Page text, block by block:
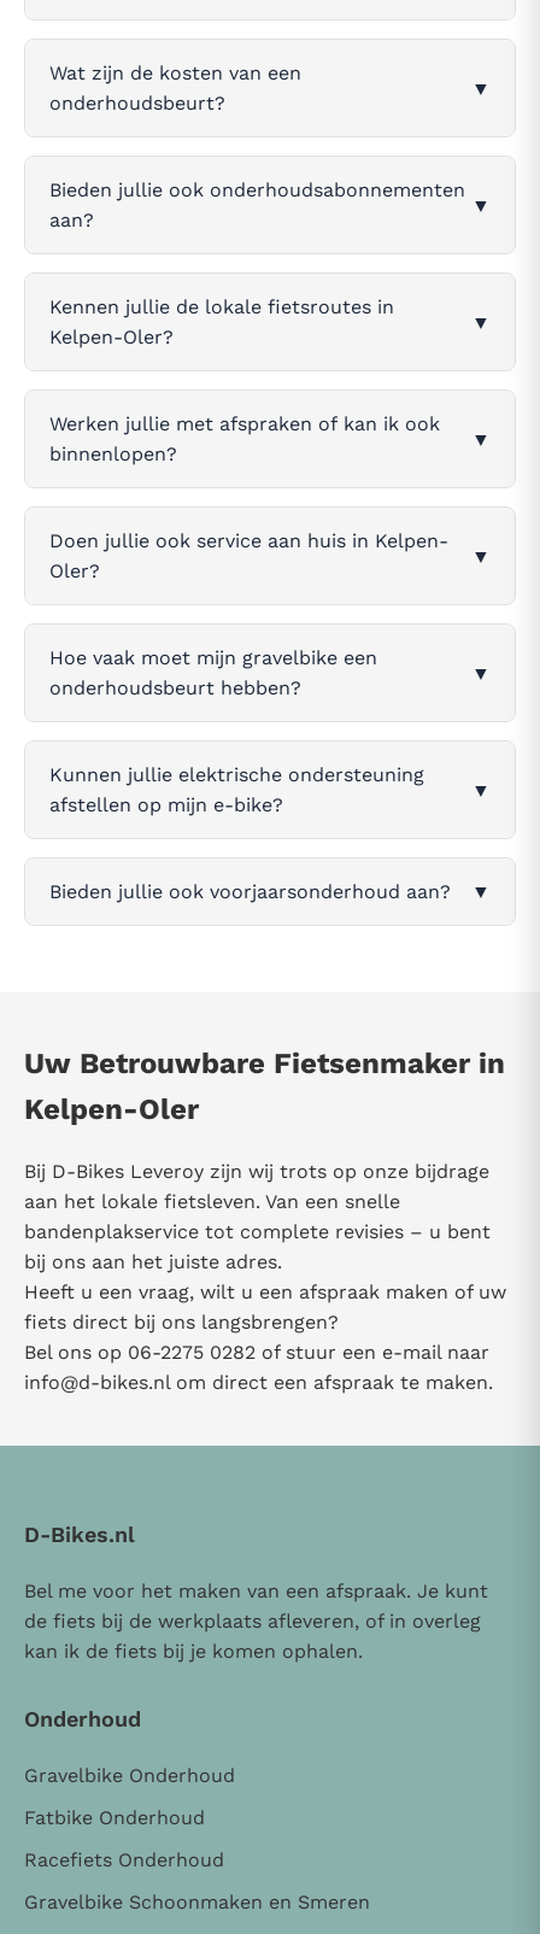
Wat zijn de kosten van een
onderhoudsbeurt?
▼
Bieden jullie ook onderhoudsabonnementen
aan?
▼
Kennen jullie de lokale fietsroutes in
Kelpen-Oler?
▼
Werken jullie met afspraken of kan ik ook
binnenlopen?
▼
Doen jullie ook service aan huis in Kelpen-
Oler?
▼
Hoe vaak moet mijn gravelbike een
onderhoudsbeurt hebben?
▼
Kunnen jullie elektrische ondersteuning
afstellen op mijn e-bike?
▼
Bieden jullie ook voorjaarsonderhoud aan? ▼
Uw Betrouwbare Fietsenmaker in
Kelpen-Oler
Bij D-Bikes Leveroy zijn wij trots op onze bijdrage
aan het lokale fietsleven. Van een snelle
bandenplakservice tot complete revisies – u bent
bij ons aan het juiste adres.
Heeft u een vraag, wilt u een afspraak maken of uw
fiets direct bij ons langsbrengen?
Bel ons op 06-2275 0282 of stuur een e-mail naar
info@d-bikes.nlom direct een afspraak te maken.
D-Bikes.nl
Bel me voor het maken van een afspraak. Je kunt
de fiets bij de werkplaats afleveren, of in overleg
kan ik de fiets bij je komen ophalen.
Onderhoud
Gravelbike Onderhoud
Fatbike Onderhoud
Racefiets Onderhoud
Gravelbike Schoonmaken en Smeren